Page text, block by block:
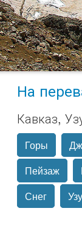
На
Кавказ,
Горы
Пейзаж
Снег